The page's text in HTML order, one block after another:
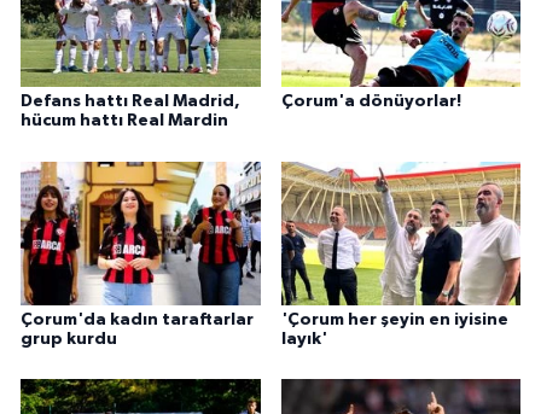
Defans hattı Real Madrid,
hücum hattı Real Mardin
Çorum'a dönüyorlar!
Çorum'da kadın taraftarlar
grup kurdu
'Çorum her şeyin en iyisine
layık'